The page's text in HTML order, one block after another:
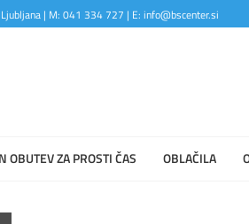
| M: 041 334 727 | E: info@bscenter.si
OBUTEV ZA PROSTI ČAS OBLAČILA